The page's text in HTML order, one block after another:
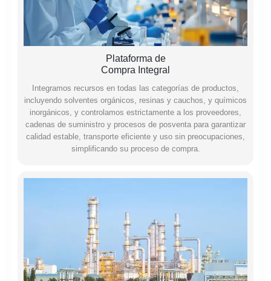
Plataforma de
Compra Integral
Integramos recursos en todas las categorías de productos,
incluyendo solventes orgánicos, resinas y cauchos, y químicos
inorgánicos, y controlamos estrictamente a los proveedores,
cadenas de suministro y procesos de posventa para garantizar
calidad estable, transporte eficiente y uso sin preocupaciones,
simplificando su proceso de compra.